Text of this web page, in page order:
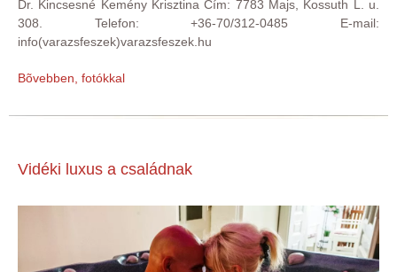
Dr. Kincsesné Kemény Krisztina Cím: 7783 Majs, Kossuth L. u.
308. Telefon: +36-70/312-0485 E-mail:
info(varazsfeszek)varazsfeszek.hu
Bõvebben, fotókkal
Vidéki luxus a családnak